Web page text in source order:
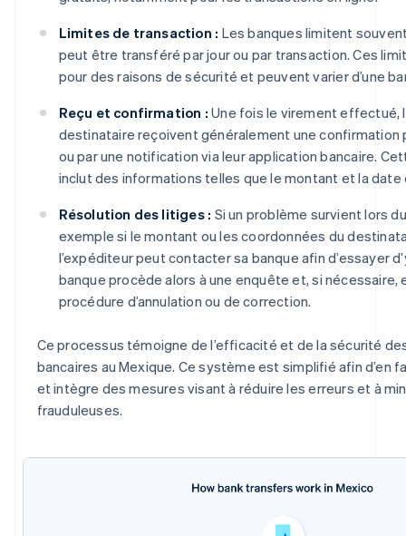
Limites de transaction : Les banques limitent
peut être transféré par jour ou par transaction. Ces
pour des raisons de sécurité et peuvent varier d’une
Reçu et confirmation : Une fois le virement effectué,
destinataire reçoivent généralement une confirmation
ou par une notification via leur application bancaire.
inclut des informations telles que le montant et la date
Résolution des litiges : Si un problème survient lors
exemple si le montant ou les coordonnées du
l’expéditeur peut contacter sa banque afin d’essayer
banque procède alors à une enquête et, si nécessaire,
procédure d’annulation ou de correction.
Ce processus témoigne de l’efficacité et de la sécurité
bancaires au Mexique. Ce système est simplifié afin d’en
et intègre des mesures visant à réduire les erreurs et à
frauduleuses.